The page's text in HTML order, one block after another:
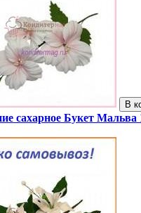
В
сахарное Букет Мальва